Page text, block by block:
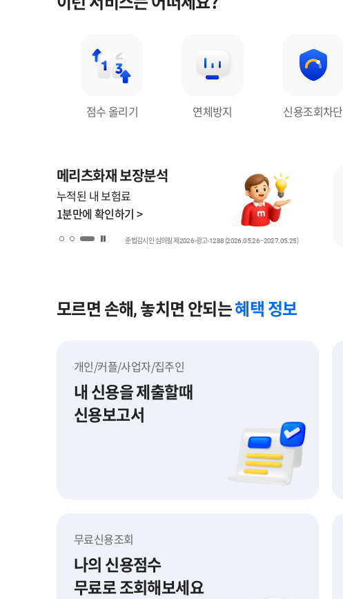
점수 올리기 연체방지 신용조회차단
메리츠화재 보장분석
누적된 내 보험료
1분만에 확인하기 >
준법감시인 심의필 제2026-광고-1288 (2026.05.26~2027.05.25)
배너 일시 정지
모르면 손해, 놓치면 안되는혜택 정보
개인/커플/사업자/집주인
내 신용을 제출할때
신용보고서
무료신용조회
나의 신용점수
무료로 조회해보세요